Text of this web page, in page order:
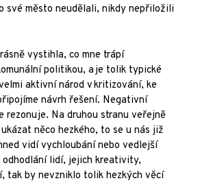
své město neudělali, nikdy nepřiložili
vystihla, co mne trápí
politikou, a je tolik typické
aktivní národ v kritizování, ke
návrh řešení. Negativní
rezonuje. Na druhou stranu veřejně
něco hezkého, to se u nás již
vidí vychloubání nebo vedlejší
lidí, jejich kreativity,
tak by nevzniklo tolik hezkých věcí